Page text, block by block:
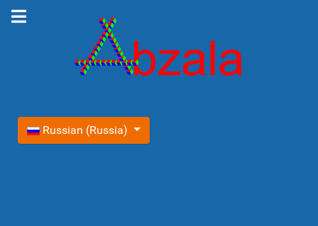
Выберите язык
Russian (Russia)